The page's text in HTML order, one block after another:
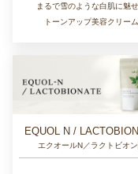
まるで雪のような白肌に魅
トーンアップ美容クリーム
EQUOL N /
エクオールN／ラクトビオ